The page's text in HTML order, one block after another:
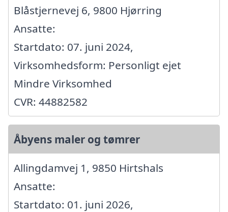
Blåstjernevej 6, 9800 Hjørring
Ansatte:
Startdato: 07. juni 2024,
Virksomhedsform: Personligt ejet
Mindre Virksomhed
CVR: 44882582
Åbyens maler og tømrer
Allingdamvej 1, 9850 Hirtshals
Ansatte:
Startdato: 01. juni 2026,